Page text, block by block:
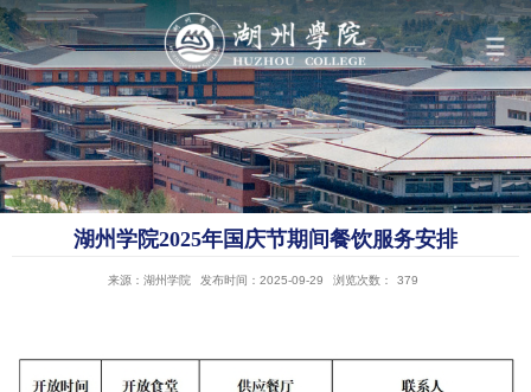
导航
学院概况
湖州学院2025年国庆节期间餐饮服务安排
来源：湖州学院 发布时间：2025-09-29 浏览次数： 379